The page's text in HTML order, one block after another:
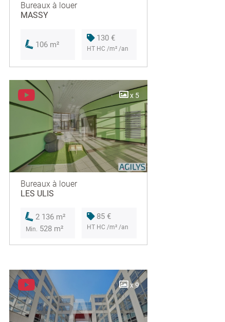
Bureaux à louer
MASSY
106 m²
130 €
HT HC /m² /an
x 5
Bureaux à louer
LES ULIS
2 136 m²
Min. 528 m²
85 €
HT HC /m² /an
x 9